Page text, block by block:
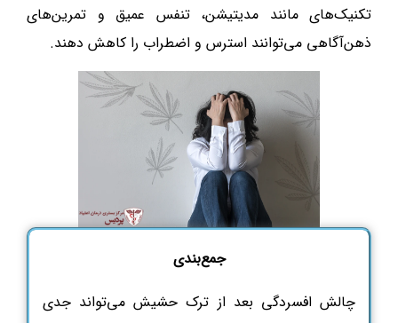
تکنیک‌های مانند مدیتیشن، تنفس عمیق و تمرین‌های
ذهن‌آگاهی می‌توانند استرس و اضطراب را کاهش دهند.
جمع‌بندی
چالش افسردگی بعد از ترک حشیشمی‌تواند جدی